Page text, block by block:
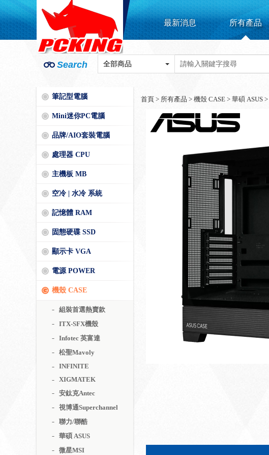
最新消息 所有產品
Search
筆記型電腦
Mini迷你PC電腦
品牌/AIO套裝電腦
處理器 CPU
主機板 MB
空冷 | 水冷 系統
記憶體 RAM
固態硬碟 SSD
顯示卡 VGA
電源 POWER
機殼 CASE
組裝首選熱賣款
ITX-SFX機殼
Infotec 英富達
松聖Mavoly
INFINITE
XIGMATEK
安鈦克Antec
視博通Superchannel
聯力/聯酷
華碩 ASUS
微星MSI
首頁 > 所有產品 > 機殼 CASE > 華碩 ASUS >